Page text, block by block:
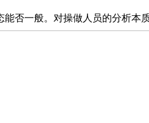
否一般。对操做人员的分析